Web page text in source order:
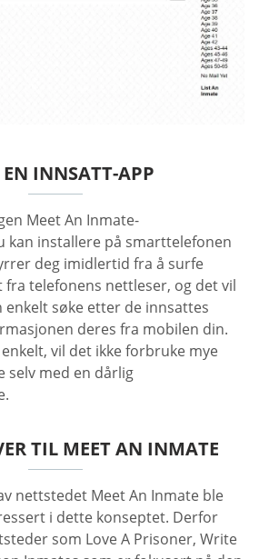
INNSATT-APP
Meet An Inmate-
kan installere på smarttelefonen
deg imidlertid fra å surfe
telefonens nettleser, og det vil
enkelt søke etter de innsattes
deres fra mobilen din.
vil det ikke forbruke mye
selv med en dårlig
TIL MEET AN INMATE
nettstedet Meet An Inmate ble
i dette konseptet. Derfor
som Love A Prisoner, Write